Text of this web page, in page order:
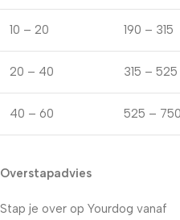
10 – 20 190 – 315
20 – 40 315 – 525
40 – 60 525 –
Overstapadvies
Stap je over op Yourdog vanaf